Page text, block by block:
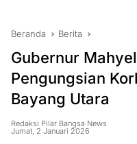
Beranda Berita
Gubernur
Pengungsian
Bayang Utara
Redaksi Pilar Bangsa News
Jumat, 2 Januari 2026